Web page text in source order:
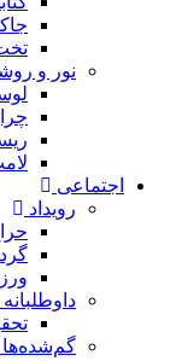
نور و
اجتماعی
رویداد
داوطلبانه
گم‌شده‌ها